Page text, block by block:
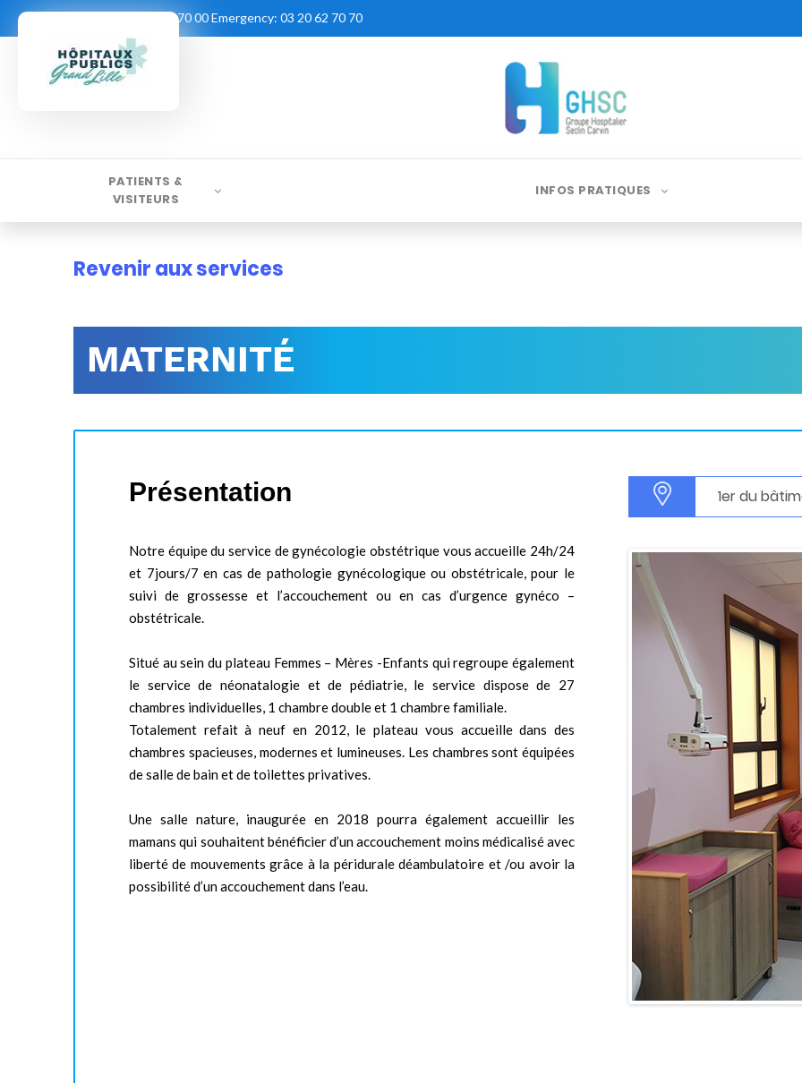
03 20 62 70 00Emergency: 03 20 62 70 70
PATIENTS &
VISITEURS
INFOS PRATIQUES
Revenir aux services
MATERNITÉ
Présentation
Notre équipe du service de gynécologie obstétrique vous accueille 24h/24
et 7jours/7 en cas de pathologie gynécologique ou obstétricale, pour le
suivi de grossesse et l’accouchement ou en cas d’urgence gynéco –
obstétricale.
Situé au sein du plateau Femmes – Mères -Enfants qui regroupe également
le service de néonatalogie et de pédiatrie, le service dispose de 27
chambres individuelles, 1 chambre double et 1 chambre familiale.
Totalement refait à neuf en 2012, le plateau vous accueille dans des
chambres spacieuses, modernes et lumineuses. Les chambres sont équipées
de salle de bain et de toilettes privatives.
Une salle nature, inaugurée en 2018 pourra également accueillir les
mamans qui souhaitent bénéficier d’un accouchement moins médicalisé avec
liberté de mouvements grâce à la péridurale déambulatoire et /ou avoir la
possibilité d’un accouchement dans l’eau.
1erdu